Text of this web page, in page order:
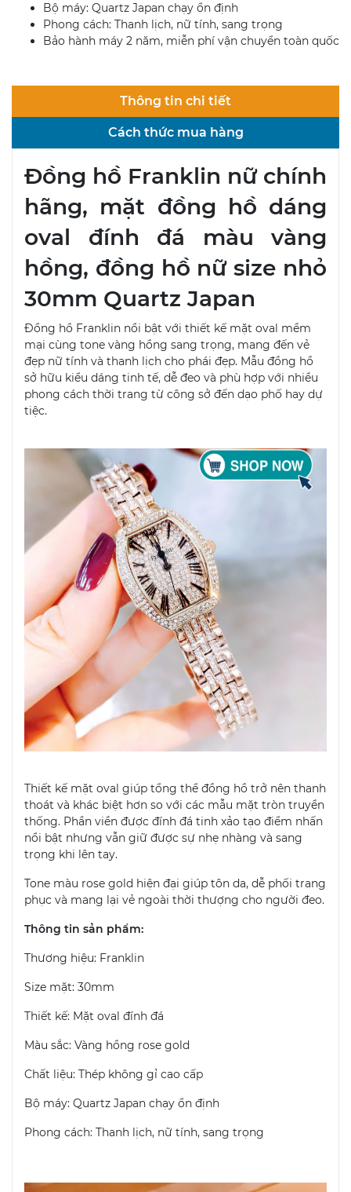
Bộ máy: Quartz Japan chạy ổn định
Phong cách: Thanh lịch, nữ tính, sang trọng
Bảo hành máy 2 năm, miễn phí vận chuyển toàn quốc
Thông tin chi tiết
Cách thức mua hàng
Đồng hồ Franklin nữ chính
hãng, mặt đồng hồ dáng
oval đính đá màu vàng
hồng, đồng hồ nữ size nhỏ
30mm Quartz Japan
Đồng hồ Franklin nổi bật với thiết kế mặt oval mềm
mại cùng tone vàng hồng sang trọng, mang đến vẻ
đẹp nữ tính và thanh lịch cho phái đẹp. Mẫu đồng hồ
sở hữu kiểu dáng tinh tế, dễ đeo và phù hợp với nhiều
phong cách thời trang từ công sở đến dạo phố hay dự
tiệc.
Thiết kế mặt oval giúp tổng thể đồng hồ trở nên thanh
thoát và khác biệt hơn so với các mẫu mặt tròn truyền
thống. Phần viền được đính đá tinh xảo tạo điểm nhấn
nổi bật nhưng vẫn giữ được sự nhẹ nhàng và sang
trọng khi lên tay.
Tone màu rose gold hiện đại giúp tôn da, dễ phối trang
phục và mang lại vẻ ngoài thời thượng cho người đeo.
Thông tin sản phẩm:
Thương hiệu: Franklin
Size mặt: 30mm
Thiết kế: Mặt oval đính đá
Màu sắc: Vàng hồng rose gold
Chất liệu: Thép không gỉ cao cấp
Bộ máy: Quartz Japan chạy ổn định
Phong cách: Thanh lịch, nữ tính, sang trọng